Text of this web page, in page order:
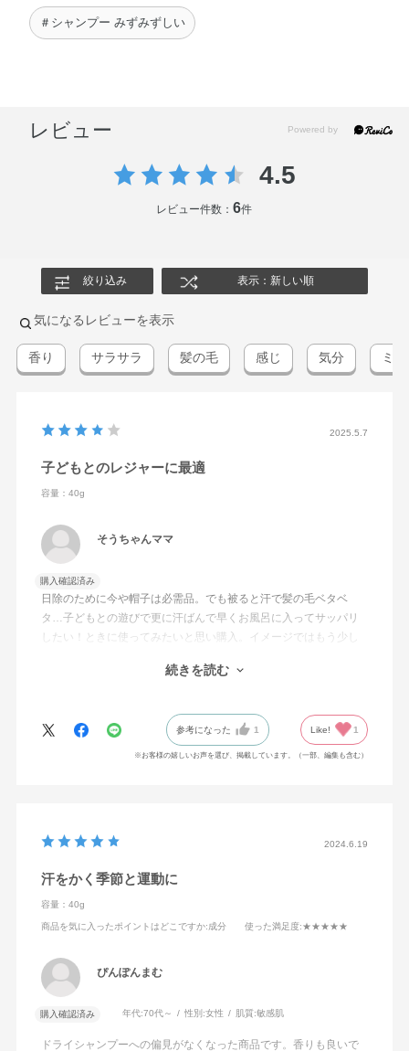
＃シャンプー みずみずしい
レビュー
4.5
レビュー件数：6件
絞り込み 表示：新しい順
気になるレビューを表示
香り サラサラ 髪の毛 感じ 気分 ミニ
2025.5.7
子どもとのレジャーに最適
容量：40g
そうちゃんママ
購入確認済み
日除のために今や帽子は必需品。でも被ると汗で髪の毛ベタベ
タ…子どもとの遊びで更に汗ばんで早くお風呂に入ってサッパリ
したい！ときに使ってみたいと思い購入。イメージではもう少し
にも許容範囲かな。サラサラにはなるし、ペタンとへたった髪の
続きを読む
参考になった 1 Like! 1
※お客様の嬉しいお声を選び、掲載しています。（一部、編集も含む）
2024.6.19
汗をかく季節と運動に
容量：40g
商品を気に入ったポイントはどこですか:成分 使った満足度:★★★★★
ぴんぽんまむ
購入確認済み 年代:70代～ 性別:女性 肌質:敏感肌
ドライシャンプーへの偏見がなくなった商品です。香りも良いで